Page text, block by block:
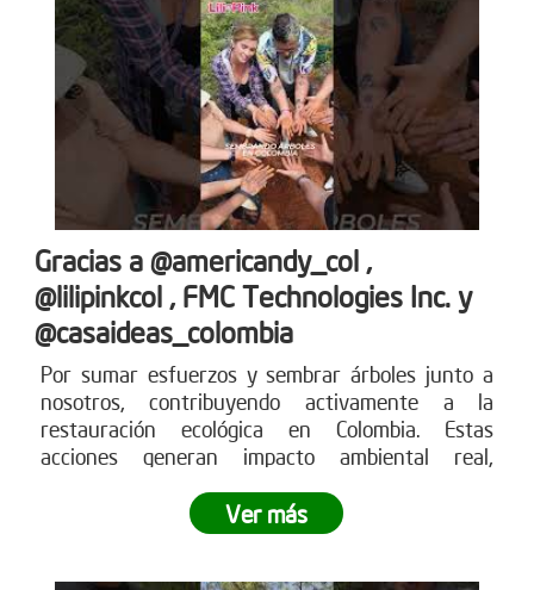
Gracias a @americandy_col ,
@lilipinkcol , FMC Technologies Inc. y
@casaideas_colombia
Por sumar esfuerzos y sembrar árboles junto a
nosotros, contribuyendo activamente a la
restauración ecológica en Colombia. Estas
acciones generan impacto ambiental real,
compromiso empresarial puede transformar el
¿Tu empresa también quiere ser parte
Ver más